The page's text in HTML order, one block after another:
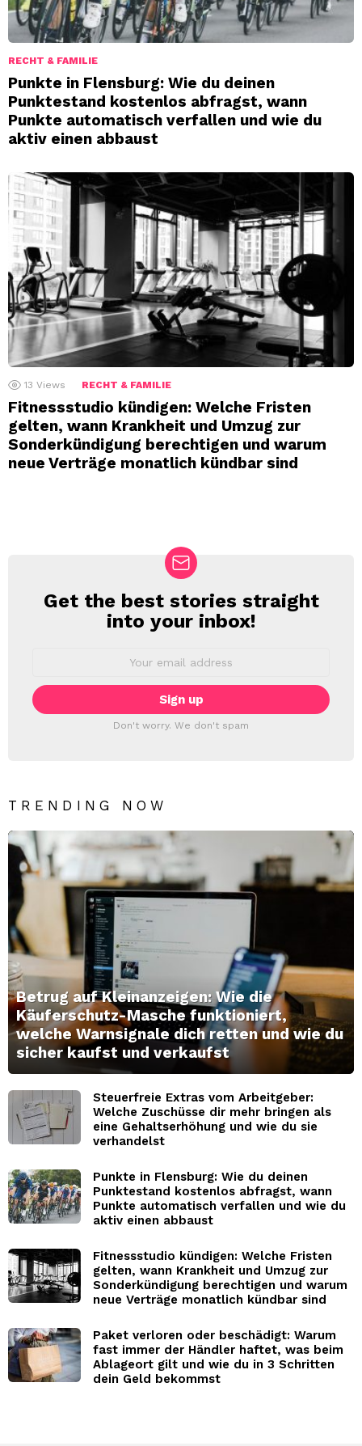
RECHT & FAMILIE
Punkte in Flensburg: Wie du deinen
Punktestand kostenlos abfragst, wann
Punkte automatisch verfallen und wie du
aktiv einen abbaust
13 Views RECHT & FAMILIE
Fitnessstudio kündigen: Welche Fristen
gelten, wann Krankheit und Umzug zur
Sonderkündigung berechtigen und warum
neue Verträge monatlich kündbar sind
NEWSLETTER
Get the best stories straight
into your inbox!
Don't worry. We don't spam
TRENDING NOW
Betrug auf Kleinanzeigen: Wie die
Käuferschutz-Masche funktioniert,
welche Warnsignale dich retten und wie du
sicher kaufst und verkaufst
Steuerfreie Extras vom Arbeitgeber:
Welche Zuschüsse dir mehr bringen als
eine Gehaltserhöhung und wie du sie
verhandelst
Punkte in Flensburg: Wie du deinen
Punktestand kostenlos abfragst, wann
Punkte automatisch verfallen und wie du
aktiv einen abbaust
Fitnessstudio kündigen: Welche Fristen
gelten, wann Krankheit und Umzug zur
Sonderkündigung berechtigen und warum
neue Verträge monatlich kündbar sind
Paket verloren oder beschädigt: Warum
fast immer der Händler haftet, was beim
Ablageort gilt und wie du in 3 Schritten
dein Geld bekommst